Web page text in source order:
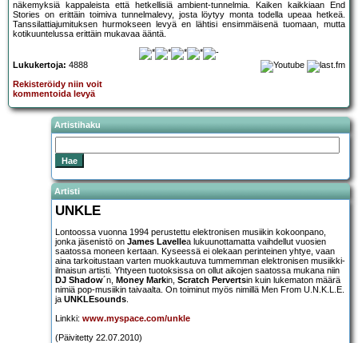
näkemyksiä kappaleista että hetkellisiä ambient-tunnelmia. Kaiken kaikkiaan End
Stories on erittäin toimiva tunnelmalevy, josta löytyy monta todella upeaa hetkeä.
Tanssilattiajumituksen hurmokseen levyä en lähtisi ensimmäisenä tuomaan, mutta
kotikuuntelussa erittäin mukavaa ääntä.
Lukukertoja: 4888
Rekisteröidy niin voit
kommentoida levyä
Artistihaku
Artisti
UNKLE
Lontoossa vuonna 1994 perustettu elektronisen musiikin kokoonpano,
jonka jäsenistö on James Lavellea lukuunottamatta vaihdellut vuosien
saatossa moneen kertaan. Kyseessä ei olekaan perinteinen yhtye, vaan
aina tarkoitustaan varten muokkautuva tummemman elektronisen musiikki-
ilmaisun artisti. Yhtyeen tuotoksissa on ollut aikojen saatossa mukana niin
DJ Shadow´n, Money Markin, Scratch Pervertsin kuin lukematon määrä
nimiä pop-musiikin taivaalta. On toiminut myös nimillä Men From U.N.K.L.E.
ja UNKLEsounds
Linkki: www.myspace.com/unkle
(Päivitetty 22.07.2010)